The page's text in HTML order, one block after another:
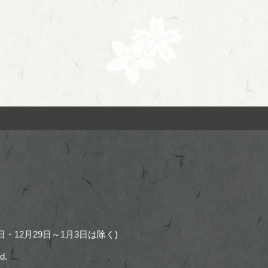
・12月29日～1月3日は除く)